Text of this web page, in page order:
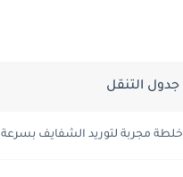
جدول التنقل
خلطة مجربة لتوريد الشفايف بسرعة